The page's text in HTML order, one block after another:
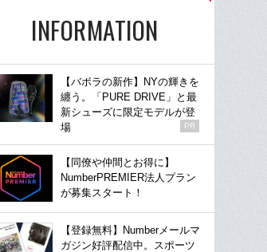
INFORMATION
【バボラの新作】NYの輝きを
纏う。「PURE DRIVE」と最
新シューズに限定モデルが登
場
PR
【同僚や仲間とお得に】
NumberPREMIER法人プラン
が募集スタート！
【登録無料】Numberメールマ
ガジン好評配信中。スポーツ